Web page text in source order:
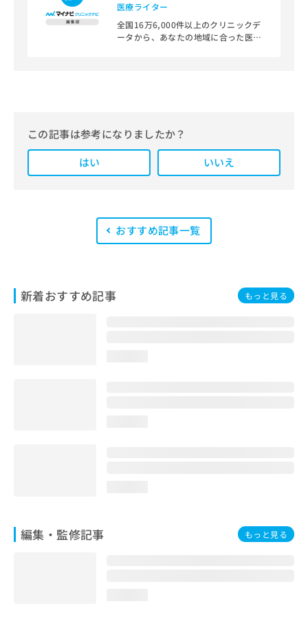
医療ライター
全国16万6,000件以上のクリニックデ
ータから、あなたの地域に合った医療
また、医療広告ガイドラインに準拠し
た編集体制を整えており、編集部内に
は、一般社団法人薬機法医療法規格協
います。
この記事は参考になりましたか？
はい
いいえ
おすすめ記事一覧
新着おすすめ記事 もっと見る
編集・監修記事 もっと見る